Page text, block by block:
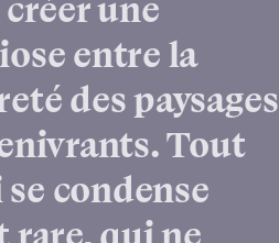
une
entre la
des paysages
Tout
condense